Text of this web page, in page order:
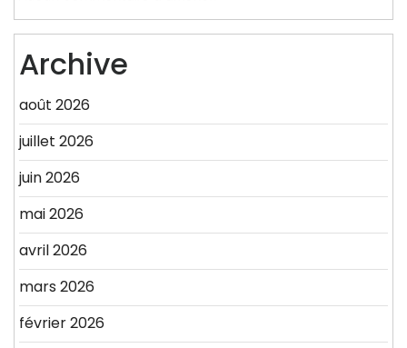
Archive
août 2026
juillet 2026
juin 2026
mai 2026
avril 2026
mars 2026
février 2026